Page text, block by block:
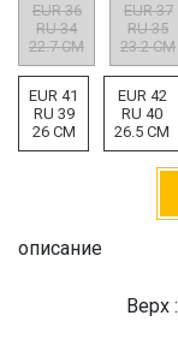
EUR 36
RU 34
22.7 CM
EUR 37
RU 35
23.2 CM
EUR 41
RU 39
26 CM
EUR 42
RU 40
26.5 CM
описание
Верх